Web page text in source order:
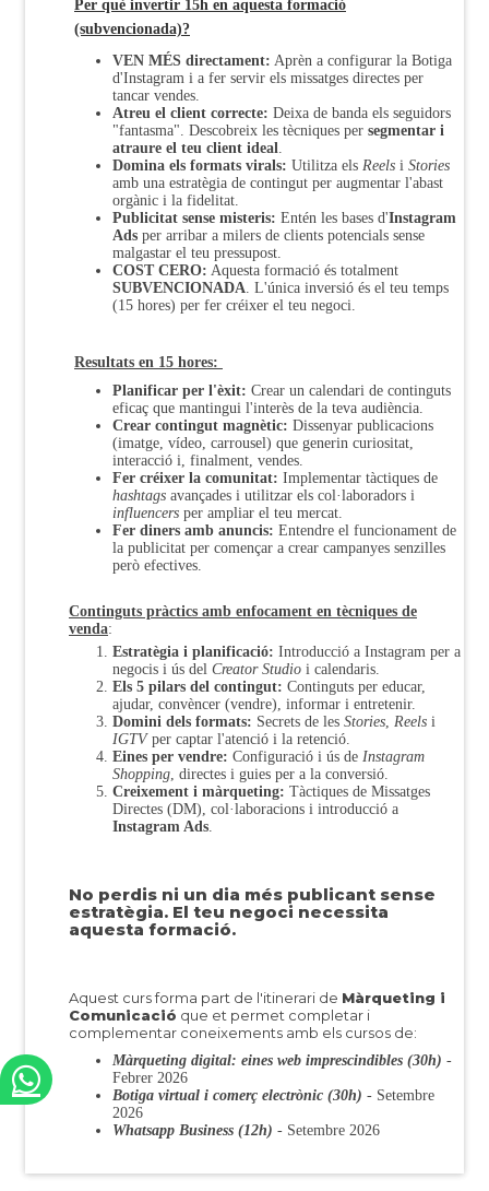
Per què invertir 15h en aquesta formació
(subvencionada)?
VEN MÉS directament: Aprèn a configurar la Botiga
d'Instagram i a fer servir els missatges directes per
tancar vendes.
Atreu el client correcte: Deixa de banda els seguidors
"fantasma". Descobreix les tècniques per segmentar i
atraure el teu client ideal
Domina els formats virals: Utilitza els Reels i Stories
amb una estratègia de contingut per augmentar l'abast
orgànic i la fidelitat.
Publicitat sense misteris: Entén les bases d'Instagram
Ads per arribar a milers de clients potencials sense
malgastar el teu pressupost.
COST CERO: Aquesta formació és totalment
SUBVENCIONADA . L'única inversió és el teu temps
(15 hores) per fer créixer el teu negoci.
Resultats en 15 hores:
Planificar per l'èxit: Crear un calendari de continguts
eficaç que mantingui l'interès de la teva audiència.
Crear contingut magnètic: Dissenyar publicacions
(imatge, vídeo, carrousel) que generin curiositat,
interacció i, finalment, vendes.
Fer créixer la comunitat: Implementar tàctiques de
hashtags avançades i utilitzar els col·laboradors i
influencers per ampliar el teu mercat.
Fer diners amb anuncis: Entendre el funcionament de
la publicitat per començar a crear campanyes senzilles
però efectives.
Continguts pràctics amb enfocament en tècniques de
venda:
Estratègia i planificació: Introducció a Instagram per a
negocis i ús del Creator Studio i calendaris.
Els 5 pilars del contingut: Continguts per educar,
ajudar, convèncer (vendre), informar i entretenir.
Domini dels formats: Secrets de les Stories Reels i
IGTVper captar l'atenció i la retenció.
Eines per vendre: Configuració i ús de Instagram
Shopping , directes i guies per a la conversió.
Creixement i màrqueting: Tàctiques de Missatges
Directes (DM), col·laboracions i introducció a
Instagram Ads
No perdis ni un dia més publicant sense
estratègia. El teu negoci necessita
aquesta formació.
Aquest curs forma part de l'itinerari de Màrqueting i
Comunicació que et permet completar i
complementar coneixements amb els cursos de:
Màrqueting digital: eines web imprescindibles (30h) -
Febrer 2026
Botiga virtual i comerç electrònic (30h) - Setembre
2026
Whatsapp Business (12h) - Setembre 2026